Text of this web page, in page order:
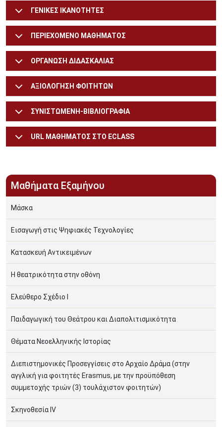
ΓΕΝΙΚΕΣ ΙΚΑΝΟΤΗΤΕΣ
ΠΕΡΙΕΧΟΜΕΝΟ ΜΑΘΗΜΑΤΟΣ
ΟΡΓΑΝΩΣΗ ΔΙΔΑΣΚΑΛΙΑΣ
ΑΞΙΟΛΟΓΗΣΗ ΦΟΙΤΗΤΩΝ
ΣΥΝΙΣΤΩΜΕΝΗ-ΒΙΒΛΙΟΓΡΑΦΙΑ
URL ΜΑΘΗΜΑΤΟΣ ΣΤΟ ECLASS
Μαθήματα Εξαμήνου
Μάσκα
Εισαγωγή στις Ψηφιακές Τεχνολογίες
Κατασκευή Αντικειμένων
Η θεατρικότητα στην οθόνη
Ελεύθερο Σχέδιο Ι
Παιδαγωγική του Θεάτρου και Διαπολιτισμικότητα
Θέματα Νεοελληνικής Ιστορίας
Διεπιστημονικές Προσεγγίσεις στο Αρχαίο Δράμα (στην
αγγλική για φοιτητές Erasmus, με την προϋπόθεση
συμμετοχής τριών (3) τουλάχιστον φοιτητών)
Σκηνοθεσία IV